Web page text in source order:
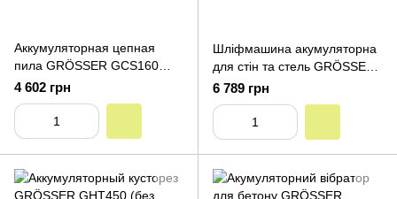
Аккумуляторная цепная
пила GRÖSSER GCS160
(без аккумулятора и
зарядного устройства)
4 602 грн
Шліфмашина акумуляторна
для стін та стель GRÖSSER
GWS 230 (без акумуляторів
та зарядного пристрою)
6 789 грн